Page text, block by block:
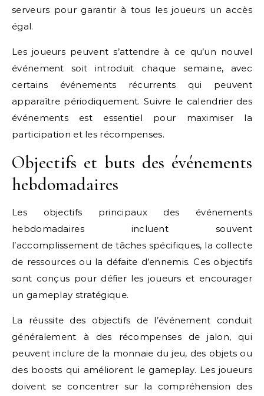
serveurs pour garantir à tous les joueurs un accès
égal.
Les joueurs peuvent s’attendre à ce qu’un nouvel
événement soit introduit chaque semaine, avec
certains événements récurrents qui peuvent
apparaître périodiquement. Suivre le calendrier des
événements est essentiel pour maximiser la
participation et les récompenses.
Objectifs et buts des événements
hebdomadaires
Les objectifs principaux des événements
hebdomadaires incluent souvent
l’accomplissement de tâches spécifiques, la collecte
de ressources ou la défaite d’ennemis. Ces objectifs
sont conçus pour défier les joueurs et encourager
un gameplay stratégique.
La réussite des objectifs de l’événement conduit
généralement à des récompenses de jalon, qui
peuvent inclure de la monnaie du jeu, des objets ou
des boosts qui améliorent le gameplay. Les joueurs
doivent se concentrer sur la compréhension des